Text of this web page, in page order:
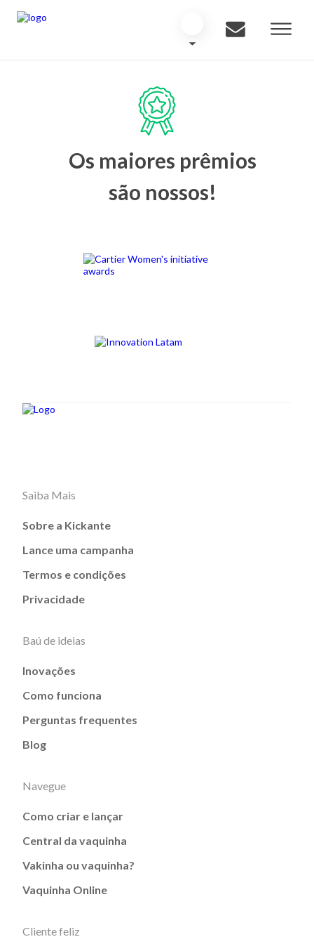
Os maiores prêmios
são nossos!
Saiba Mais
Sobre a Kickante
Lance uma campanha
Termos e condições
Privacidade
Baú de ideias
Inovações
Como funciona
Perguntas frequentes
Blog
Navegue
Como criar e lançar
Central da vaquinha
Vakinha ou vaquinha?
Vaquinha Online
Cliente feliz